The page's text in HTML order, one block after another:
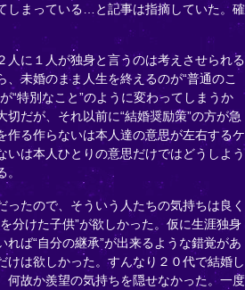
しまっている…と記事は指摘していた。確
人に１人が独身と言うのは考えさせられる
未婚のまま人生を終えるのが“普通のこ
“特別なこと”のように変わってしまうか
切だが、それ以前に“結婚奨励策”の方が急
作る作らないは本人達の意思が左右するケ
いは本人ひとりの意思だけではどうしよう
ったので、そういう人たちの気持ちは良く
分けた子供”が欲しかった。仮に生涯独身
ば“自分の継承”が出来るような錯覚があ
けは欲しかった。すんなり２０代で結婚し
何故か羨望の気持ちを隠せなかった。一度